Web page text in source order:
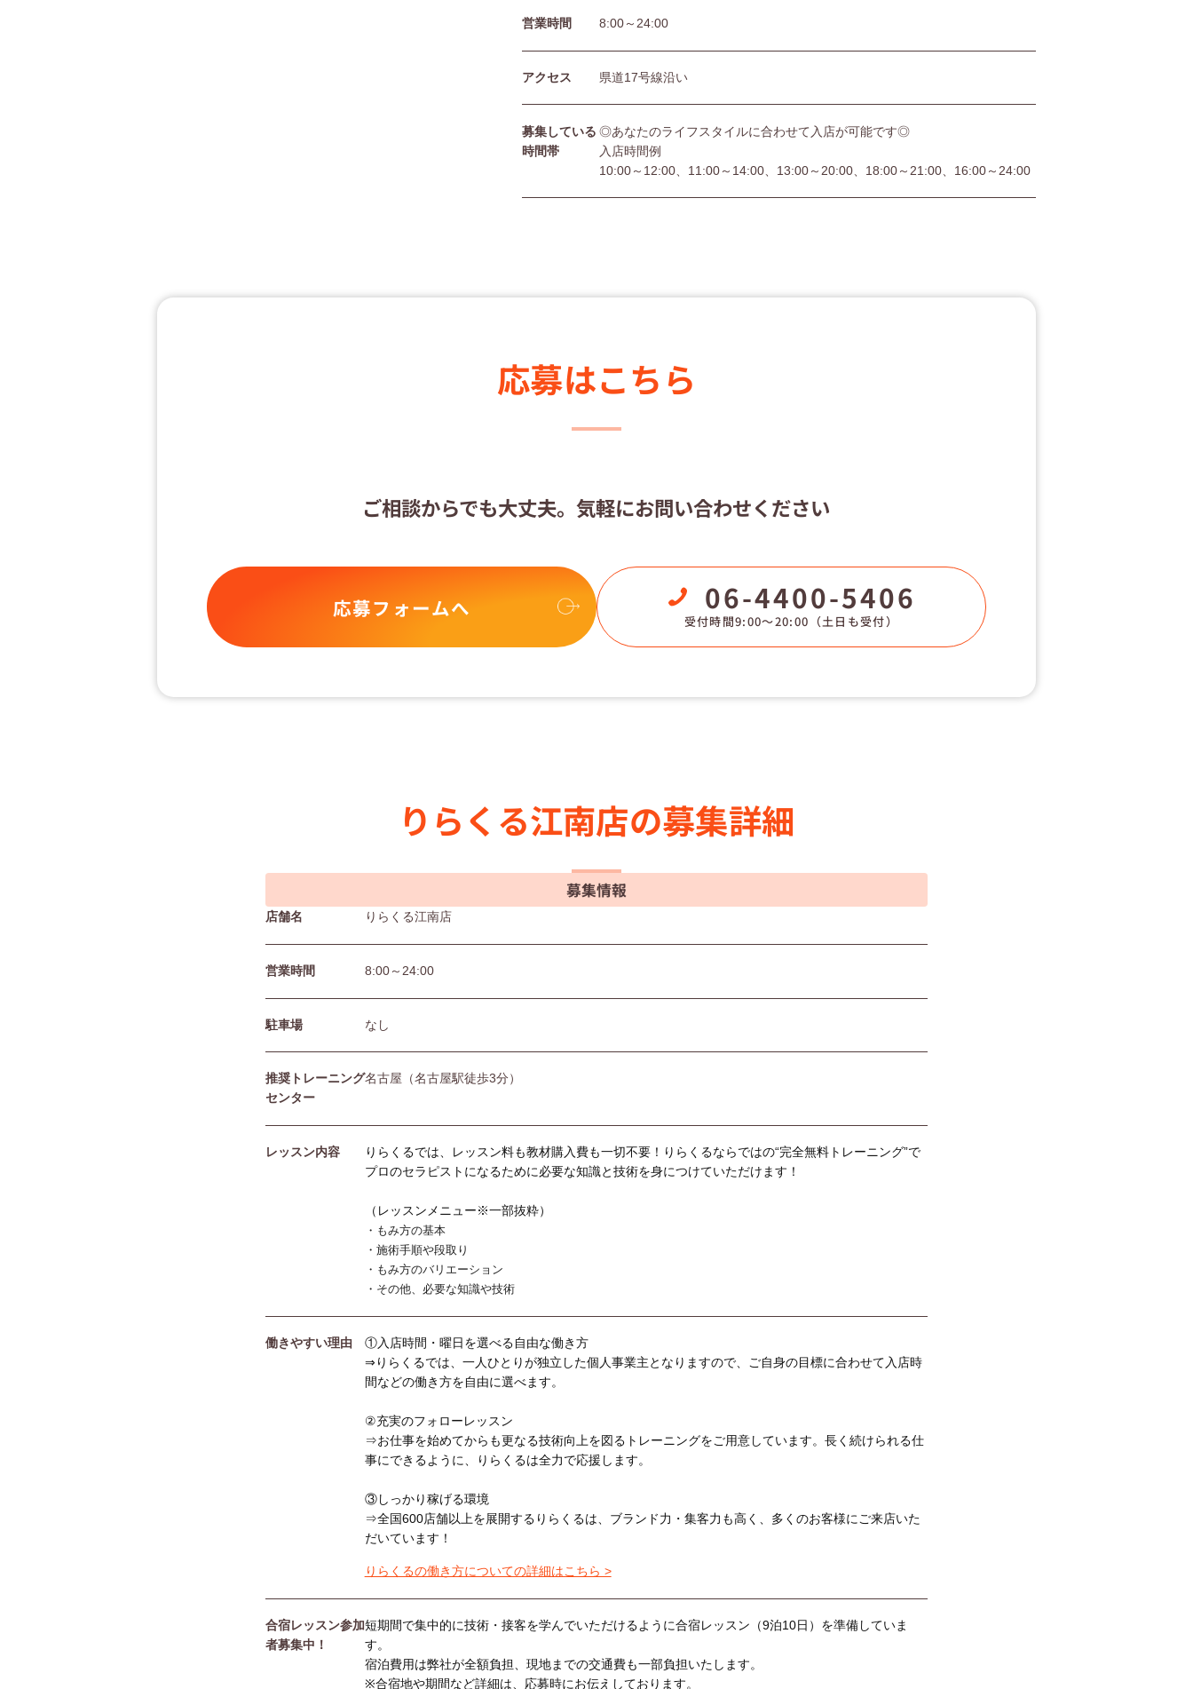
営業時間 8:00～24:00
アクセス 県道17号線沿い
募集している
時間帯
◎あなたのライフスタイルに合わせて入店が可能です◎
入店時間例
10:00～12:00、11:00～14:00、13:00～20:00、18:00～21:00、16:00～24:00
応募はこちら
ご相談からでも大丈夫。気軽にお問い合わせください
応募フォームへ 06-4400-5406
受付時間9:00〜20:00 （土日も受付）
りらくる江南店の募集詳細
募集情報
店舗名 りらくる江南店
営業時間 8:00～24:00
駐⾞場 なし
推奨トレーニング
センター
名古屋（名古屋駅徒歩3分）
レッスン内容
りらくるでは、レッスン料も教材購入費も一切不要！りらくるならではの“完全無料トレーニング”で
プロのセラピストになるために必要な知識と技術を身につけていただけます！
（レッスンメニュー※一部抜粋）
・もみ方の基本
・施術手順や段取り
・もみ方のバリエーション
・その他、必要な知識や技術
働きやすい理由
①入店時間・曜日を選べる自由な働き方
⇒りらくるでは、一人ひとりが独立した個人事業主となりますので、ご自身の目標に合わせて入店時
間などの働き方を自由に選べます。
②充実のフォローレッスン
⇒お仕事を始めてからも更なる技術向上を図るトレーニングをご用意しています。長く続けられる仕
事にできるように、りらくるは全力で応援します。
③しっかり稼げる環境
⇒全国600店舗以上を展開するりらくるは、ブランド力・集客力も高く、多くのお客様にご来店いた
だいています！
りらくるの働き方についての詳細はこちら >
合宿レッスン参加
者募集中！
短期間で集中的に技術・接客を学んでいただけるように合宿レッスン（9泊10日）を準備していま
す。
宿泊費用は弊社が全額負担、現地までの交通費も一部負担いたします。
※合宿地や期間など詳細は、応募時にお伝えしております。